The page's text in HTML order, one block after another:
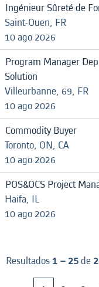
Ingénieur Sûreté de
Saint-Ouen, FR
10 ago 2026
Program Manager
Solution
Villeurbanne, 69, FR
10 ago 2026
Commodity Buyer
Toronto, ON, CA
10 ago 2026
POS&OCS Project
Haifa, IL
10 ago 2026
Resultados1 – 25de